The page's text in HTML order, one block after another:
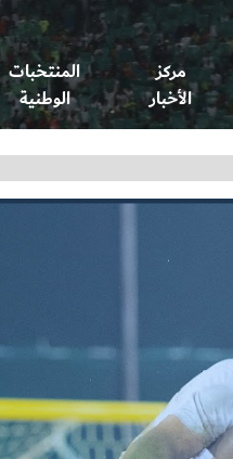
مركز
الأخبار
المنتخبات
الوطنية